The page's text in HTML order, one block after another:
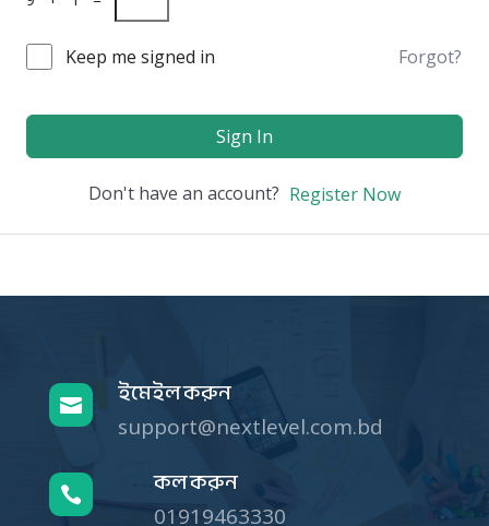
Keep me signed in Forgot?
Sign In
Don't have an account? Register Now
 ইমেইল করুন
support@nextlevel.com.bd
 কল করুন
01919463330